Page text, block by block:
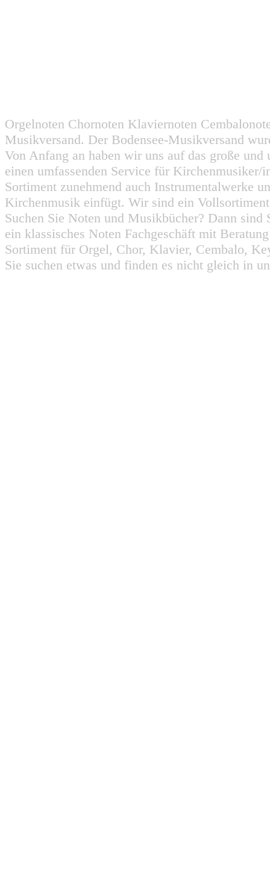
Orgelnoten Chornoten Klaviernoten
Musikversand. Der Bodensee-Musikversand
Von Anfang an haben wir uns auf das große
einen umfassenden Service für
Sortiment zunehmend auch Instrumentalwerke
Kirchenmusik einfügt. Wir sind ein
Suchen Sie Noten und Musikbücher? Dann
ein klassisches Noten Fachgeschäft mit
Sortiment für Orgel, Chor, Klavier, Cembalo,
Sie suchen etwas und finden es nicht gleich in